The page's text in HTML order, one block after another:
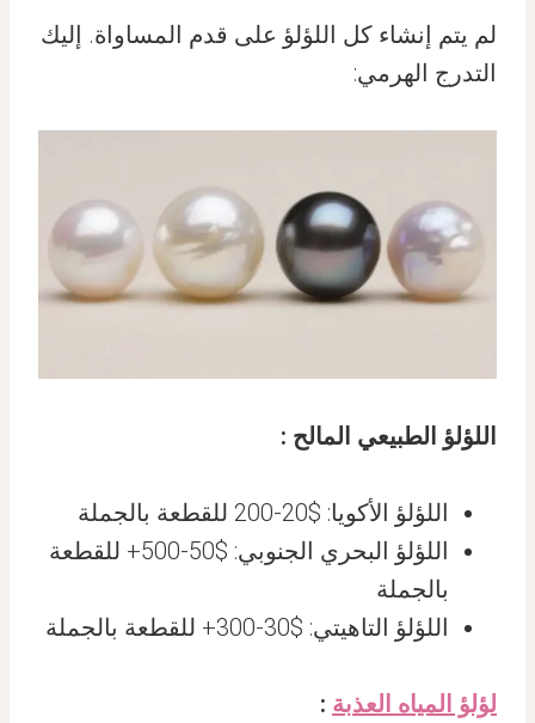
لم يتم إنشاء كل اللؤلؤ على قدم المساواة. إليك
التدرج الهرمي:
اللؤلؤ الطبيعي المالح :
اللؤلؤ الأكويا: $20-200 للقطعة بالجملة
اللؤلؤ البحري الجنوبي: $50-500+ للقطعة
بالجملة
اللؤلؤ التاهيتي: $30-300+ للقطعة بالجملة
لؤلؤ المياه العذبة :